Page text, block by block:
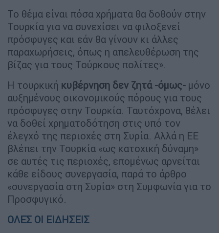
Το θέμα είναι πόσα χρήματα θα δοθούν στην
Τουρκία για να συνεχίσει να φιλοξενεί
πρόσφυγες και εάν θα γίνουν κι άλλες
παραχωρήσεις, όπως η απελευθέρωση της
βίζας για τους Τούρκους πολίτες».
Η τουρκική κυβέρνηση δεν ζητά -όμως- μόνο
αυξημένους οικονομικούς πόρους για τους
πρόσφυγες στην Τουρκία. Ταυτόχρονα, θέλει
να δοθεί χρηματοδότηση στις υπό τον
έλεγχό της περιοχές στη Συρία. Αλλά η ΕΕ
βλέπει την Τουρκία «ως κατοχική δύναμη»
σε αυτές τις περιοχές, επομένως αρνείται
κάθε είδους συνεργασία, παρά το άρθρο
«συνεργασία στη Συρία» στη Συμφωνία για το
Προσφυγικό.
ΟΛΕΣ ΟΙ ΕΙΔΗΣΕΙΣ